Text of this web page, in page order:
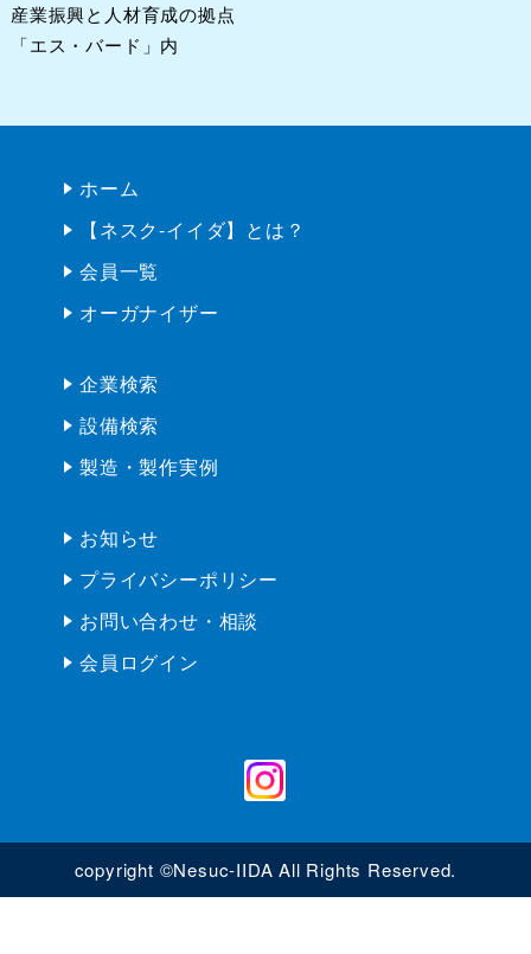
産業振興と人材育成の拠点
「エス・バード」内
ホーム
【ネスク-イイダ】とは？
会員一覧
オーガナイザー
企業検索
設備検索
製造・製作実例
お知らせ
プライバシーポリシー
お問い合わせ・相談
会員ログイン
copyright ©Nesuc-IIDA All Rights Reserved.